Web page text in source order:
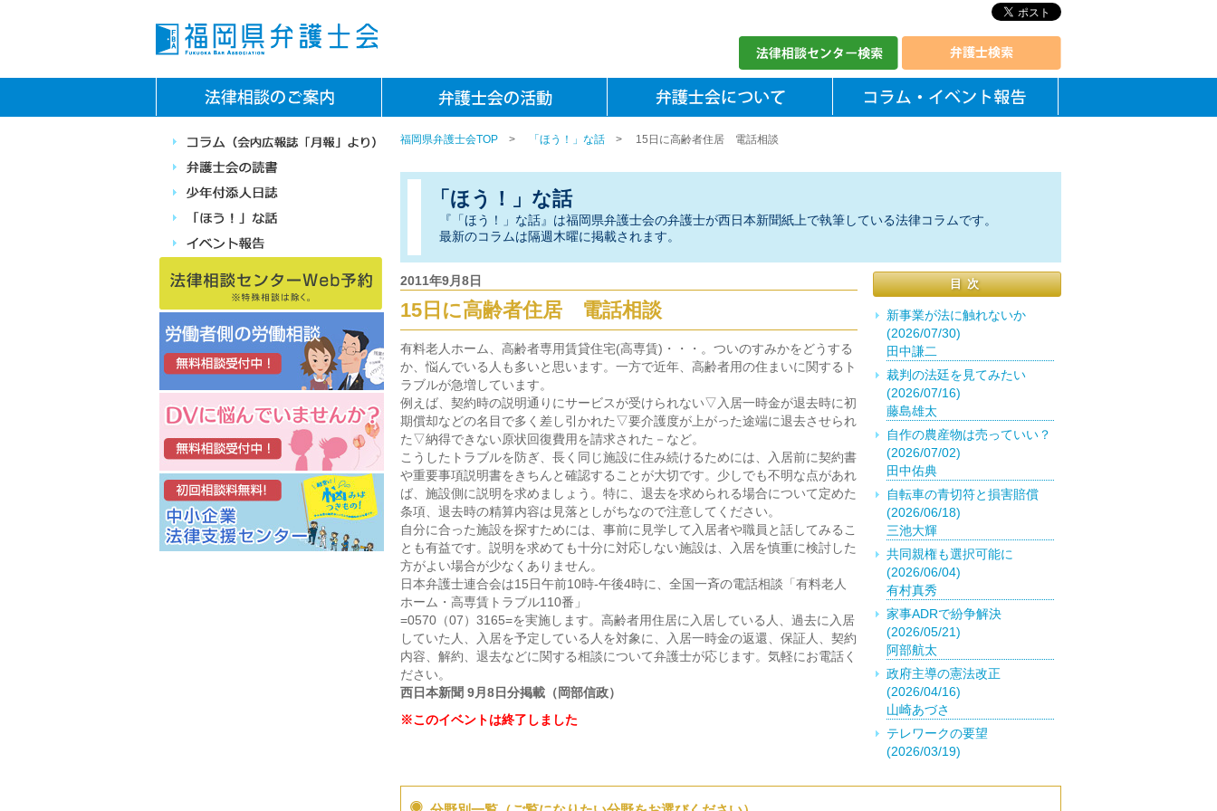
福岡県弁護士会TOP > 「ほう！」な話 > 15日に高齢者住居 電話相談
「ほう！」な話
『「ほう！」な話』は福岡県弁護士会の弁護士が西日本新聞紙上で執筆している法律コラムです。
最新のコラムは隔週木曜に掲載されます。
2011年9月8日
15日に高齢者住居 電話相談
有料老人ホーム、高齢者専用賃貸住宅(高専賃)・・・。ついのすみかをどうする
か、悩んでいる人も多いと思います。一方で近年、高齢者用の住まいに関するト
ラブルが急増しています。
例えば、契約時の説明通りにサービスが受けられない▽入居一時金が退去時に初
期償却などの名目で多く差し引かれた▽要介護度が上がった途端に退去させられ
た▽納得できない原状回復費用を請求された－など。
こうしたトラブルを防ぎ、長く同じ施設に住み続けるためには、入居前に契約書
や重要事項説明書をきちんと確認することが大切です。少しでも不明な点があれ
ば、施設側に説明を求めましょう。特に、退去を求められる場合について定めた
条項、退去時の精算内容は見落としがちなので注意してください。
自分に合った施設を探すためには、事前に見学して入居者や職員と話してみるこ
とも有益です。説明を求めても十分に対応しない施設は、入居を慎重に検討した
方がよい場合が少なくありません。
日本弁護士連合会は15日午前10時-午後4時に、全国一斉の電話相談「有料老人
ホーム・高専賃トラブル110番」
=0570（07）3165=を実施します。高齢者用住居に入居している人、過去に入居
していた人、入居を予定している人を対象に、入居一時金の返還、保証人、契約
内容、解約、退去などに関する相談について弁護士が応じます。気軽にお電話く
ださい。
西日本新聞 9月8日分掲載（岡部信政）
※このイベントは終了しました
目次
新事業が法に触れないか
(2026/07/30)
田中謙二
裁判の法廷を見てみたい
(2026/07/16)
藤島雄太
自作の農産物は売っていい？
(2026/07/02)
田中佑典
自転車の青切符と損害賠償
(2026/06/18)
三池大輝
共同親権も選択可能に
(2026/06/04)
有村真秀
家事ADRで紛争解決
(2026/05/21)
阿部航太
政府主導の憲法改正
(2026/04/16)
山崎あづさ
テレワークの要望
(2026/03/19)